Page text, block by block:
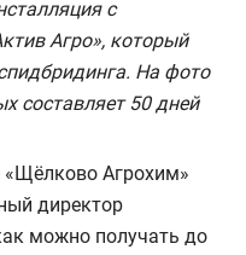
с
Агро», который
На фото
составляет 50 дней
«Щёлково Агрохим»
директор
можно получать до